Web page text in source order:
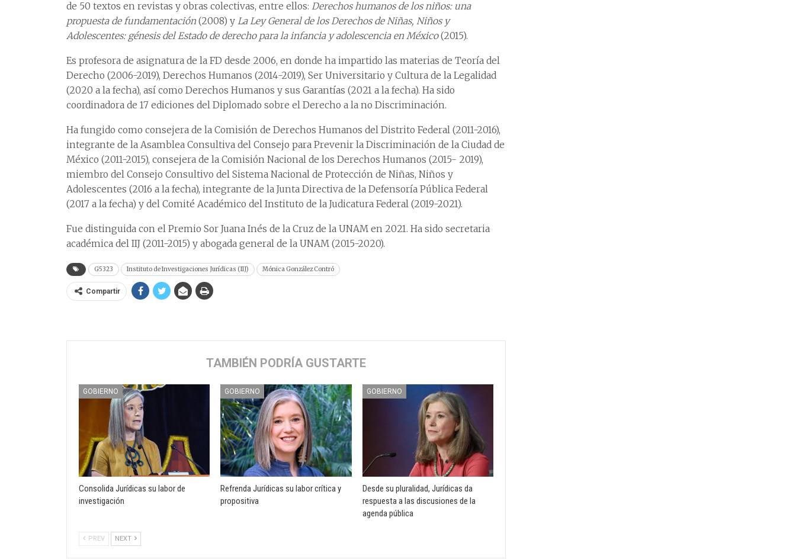
de 50 textos en revistas y obras colectivas, entre ellos: Derechos humanos de los niños: una
propuesta de fundamentación (2008) y La Ley General de los Derechos de Niñas, Niños y
Adolescentes: génesis del Estado de derecho para la infancia y adolescencia en México(2015).
Es profesora de asignatura de la FD desde 2006, en donde ha impartido las materias de Teoría del
Derecho (2006-2019), Derechos Humanos (2014-2019), Ser Universitario y Cultura de la Legalidad
(2020 a la fecha), así como Derechos Humanos y sus Garantías (2021 a la fecha). Ha sido
coordinadora de 17 ediciones del Diplomado sobre el Derecho a la no Discriminación.
Ha fungido como consejera de la Comisión de Derechos Humanos del Distrito Federal (2011-2016),
integrante de la Asamblea Consultiva del Consejo para Prevenir la Discriminación de la Ciudad de
México (2011-2015), consejera de la Comisión Nacional de los Derechos Humanos (2015- 2019),
miembro del Consejo Consultivo del Sistema Nacional de Protección de Niñas, Niños y
Adolescentes (2016 a la fecha), integrante de la Junta Directiva de la Defensoría Pública Federal
(2017 a la fecha) y del Comité Académico del Instituto de la Judicatura Federal (2019-2021).
Fue distinguida con el Premio Sor Juana Inés de la Cruz de la UNAM en 2021. Ha sido secretaria
académica del IIJ (2011-2015) y abogada general de la UNAM (2015-2020).
G5323 Instituto de Investigaciones Jurídicas (IIJ) Mónica González Contró
Compartir
TAMBIÉN PODRÍA GUSTARTE
GOBIERNO
Consolida Jurídicas su labor de
investigación
GOBIERNO
Refrenda Jurídicas su labor crítica y
propositiva
GOBIERNO
Desde su pluralidad, Jurídicas da
respuesta a las discusiones de la
agenda pública
PREV NEXT